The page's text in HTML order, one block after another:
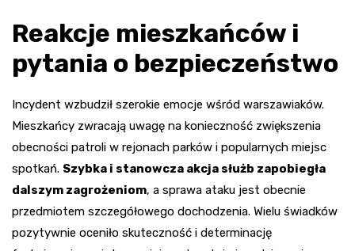
Reakcje mieszkańców i
pytania o bezpieczeństwo
Incydent wzbudził szerokie emocje wśród warszawiaków.
Mieszkańcy zwracają uwagę na konieczność zwiększenia
obecności patroli w rejonach parków i popularnych miejsc
spotkań. Szybka i stanowcza akcja służb zapobiegła
dalszym zagrożeniom, a sprawa ataku jest obecnie
przedmiotem szczegółowego dochodzenia. Wielu świadków
pozytywnie oceniło skuteczność i determinację